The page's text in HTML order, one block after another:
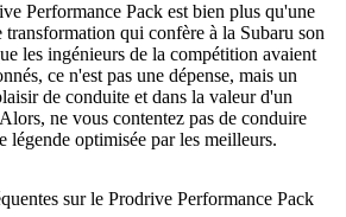
Performance Pack est bien plus qu'une
qui confère à la Subaru son
les ingénieurs de la compétition avaient
ce n'est pas une dépense, mais un
de conduite et dans la valeur d'un
ne vous contentez pas de conduire
légende optimisée par les meilleurs.
sur le Prodrive Performance Pack